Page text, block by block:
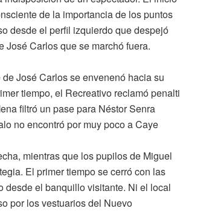
de la importancia de los puntos
desde el perfil izquierdo que despejó
Carlos que se marchó fuera.
José Carlos se envenenó hacia su
tiempo, el Recreativo reclamó penalti
filtró un pase para Néstor Senra
no encontró por muy poco a Caye
mientras que los pupilos de Miguel
El primer tiempo se cerró con las
desde el banquillo visitante. Ni el local
por los vestuarios del Nuevo